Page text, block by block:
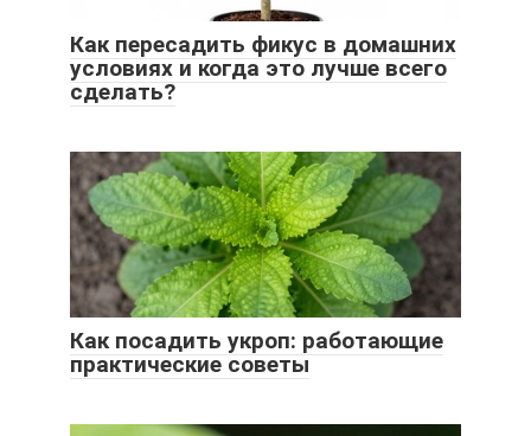
Как пересадить фикус в домашних
условиях и когда это лучше всего
сделать?
Как посадить укроп: работающие
практические советы